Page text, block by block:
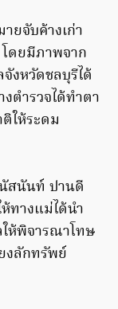
ยจับค้างเก่า
ดยมีภาพจาก
งหวัดชลบุรีได้
ตำรวจได้ทำตา
ให้ระดม
สนันท์ ปานดี
ทางแม่ได้นำ
ให้พิจารณาโทษ
งลักทรัพย์